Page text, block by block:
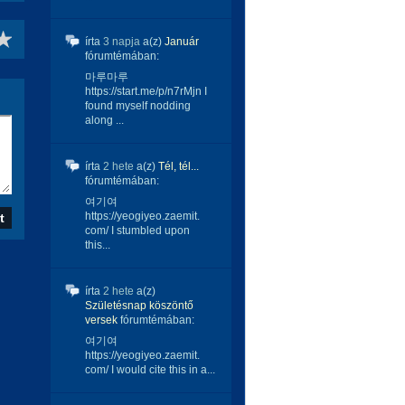
írta 3 napja a(z) Január
fórumtémában:
마루마루
https://start.me/p/n7rMjn I
found myself nodding
along ...
írta 2 hete a(z) Tél, tél...
fórumtémában:
여기여
https://yeogiyeo.zaemit.
com/ I stumbled upon
this...
írta 2 hete a(z)
Születésnap köszöntő
versek fórumtémában:
여기여
https://yeogiyeo.zaemit.
com/ I would cite this in a...